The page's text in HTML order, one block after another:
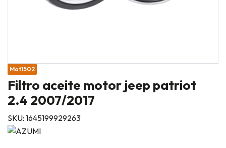
Mot1502
Filtro aceite motor jeep patriot
2.4 2007/2017
SKU: 1645199929263